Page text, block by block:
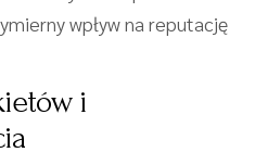
wpływ na reputację
i